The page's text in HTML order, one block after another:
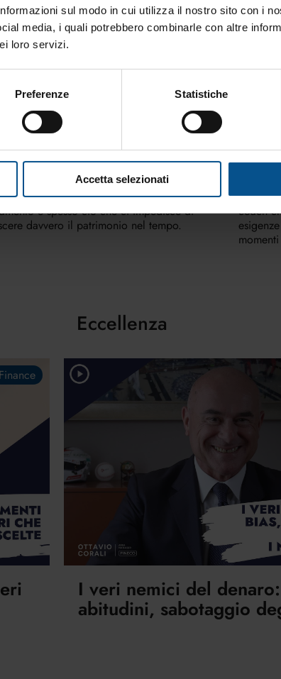
sul modo in cui utilizza il nostro sito con i
media, i quali potrebbero combinarle con altre
loro servizi.
Preferenze Statistiche
Accetta selezionati
smascherano il
smascherano i bias sociali: il nostro
è spesso ciò che ci impedisce di
davvero il patrimonio nel tempo.
Il
solo
Il
coach
Eccellenza
Finance
I veri nemici del
abitudini, sabotaggio